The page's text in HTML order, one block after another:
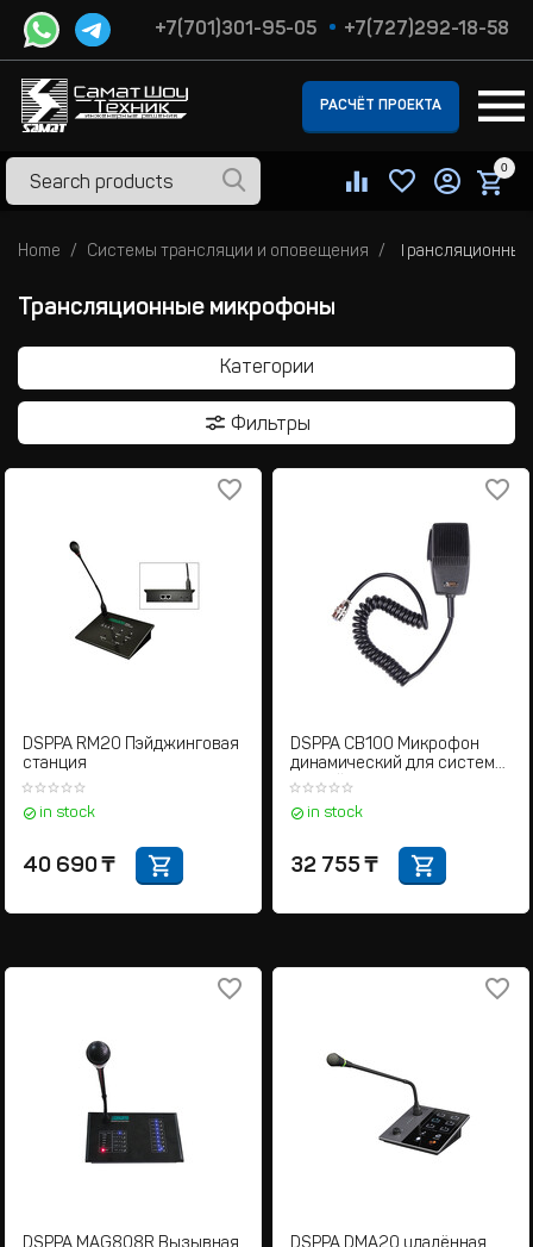
+7(701)301-95-05 +7(727)292-18-58
РАСЧЁТ ПРОЕКТА
0
Home Системы трансляции и оповещения
Трансляционные микрофоны
Категории
Фильтры
DSPPA RM20 Пэйджинговая
станция
in stock
40 690 ₸
DSPPA CB100 Микрофон
динамический для системы
аварийно-речевого
оповещения
in stock
32 755 ₸